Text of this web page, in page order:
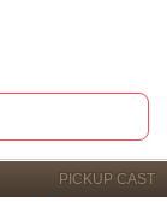
PICKUP CAST